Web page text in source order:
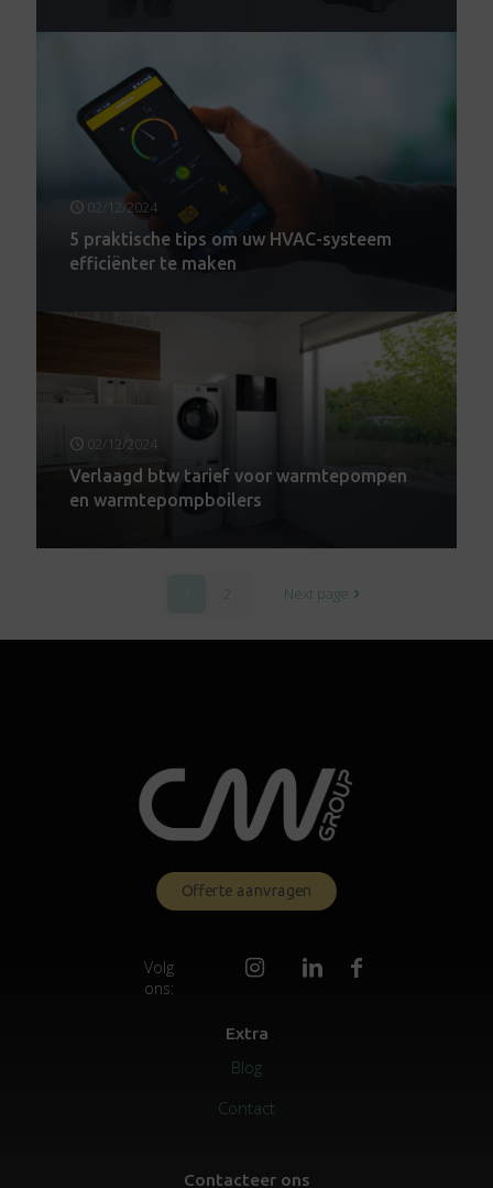
02/12/2024
5 praktische tips om uw HVAC-systeem
efficiënter te maken
02/12/2024
Verlaagd btw tarief voor warmtepompen
en warmtepompboilers
Next page
Offerte aanvragen
Volg
ons:
Extra
Blog
Contact
Contacteer ons